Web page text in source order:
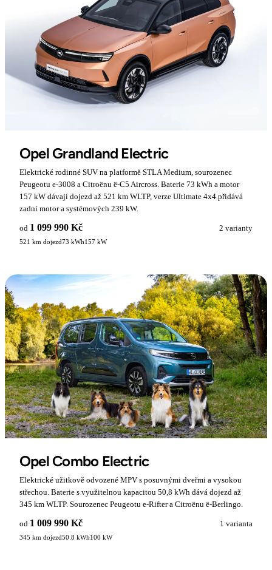
Opel Grandland Electric
Elektrické rodinné SUV na platformě STLA Medium, sourozenec
Peugeotu e-3008 a Citroënu ë-C5 Aircross. Baterie 73 kWh a motor
157 kW dávají dojezd až 521 km WLTP, verze Ultimate 4x4 přidává
zadní motor a systémových 239 kW.
od 1 099 990 Kč 2 varianty
521 km dojezd73 kWh157 kW
Opel Combo Electric
Elektrické užitkově odvozené MPV s posuvnými dveřmi a vysokou
střechou. Baterie s využitelnou kapacitou 50,8 kWh dává dojezd až
345 km WLTP. Sourozenec Peugeotu e-Rifter a Citroënu ë-Berlingo.
od 1 009 990 Kč 1 varianta
345 km dojezd50.8 kWh100 kW